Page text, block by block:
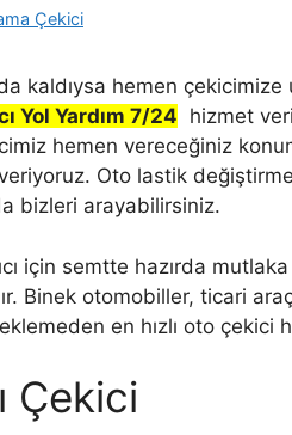
Çekici
kaldıysa hemen çekicimize
Yol Yardım 7/24 hizmet
hemen vereceğiniz
Oto lastik
bizleri arayabilirsiniz.
için semtte hazırda
Binek otomobiller, ticari
en hızlı oto çekici
Çekici